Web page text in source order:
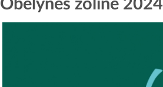
Obelynės žolinė 2024